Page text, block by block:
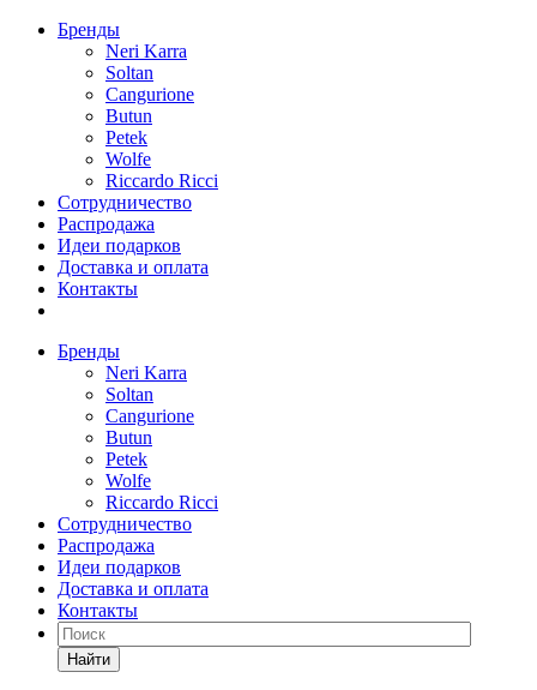
Бренды
Neri Karra
Soltan
Cangurione
Butun
Petek
Wolfe
Riccardo Ricci
Сотрудничество
Распродажа
Идеи подарков
Доставка и оплата
Контакты
Бренды
Neri Karra
Soltan
Cangurione
Butun
Petek
Wolfe
Riccardo Ricci
Сотрудничество
Распродажа
Идеи подарков
Доставка и оплата
Контакты
Найти